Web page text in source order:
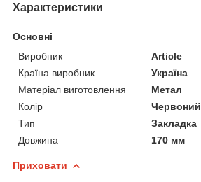
Характеристики
Основні
Виробник
Article
Країна виробник
Україна
Матеріал виготовлення
Метал
Колір
Червоний
Тип
Закладка
Довжина
170 мм
Приховати